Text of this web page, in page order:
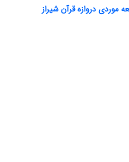
دروازه قرآن شیراز